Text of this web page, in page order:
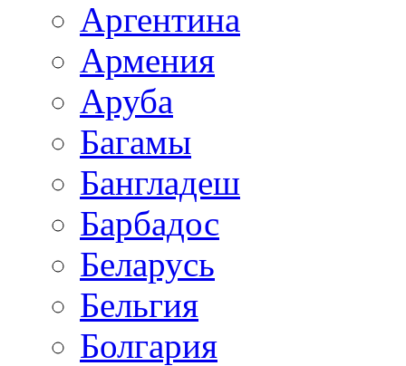
Аргентина
Армения
Аруба
Багамы
Бангладеш
Барбадос
Беларусь
Бельгия
Болгария